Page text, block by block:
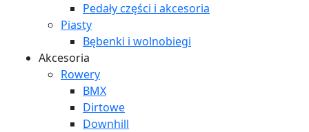
Pedały części i akcesoria
Piasty
Bębenki i wolnobiegi
Akcesoria
Rowery
BMX
Dirtowe
Downhill